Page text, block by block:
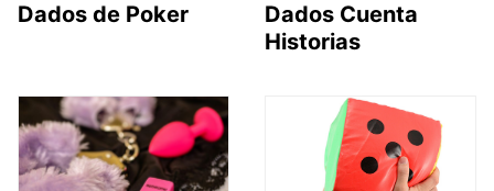
Dados de Poker
Dados Cuenta
Historias